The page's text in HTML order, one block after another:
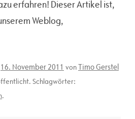
erfahren! Dieser Artikel ist,
Weblog,
16. November 2011 vonTimo Gerstel
Schlagwörter:
.